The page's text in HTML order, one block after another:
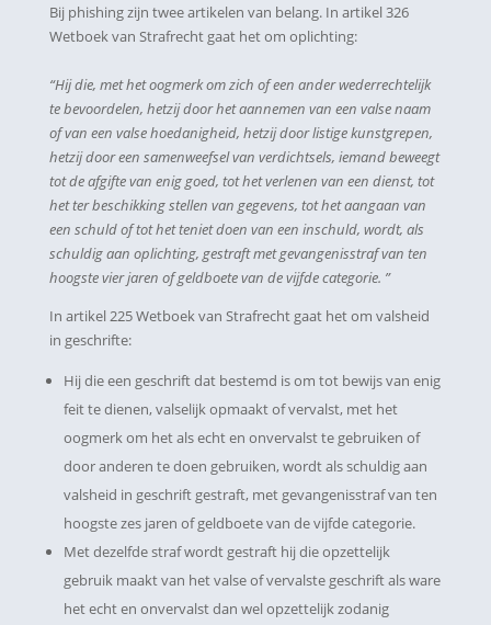
Bij phishing zijn twee artikelen van belang. In artikel 326
Wetboek van Strafrecht gaat het om oplichting:
“Hij die, met het oogmerk om zich of een ander wederrechtelijk
te bevoordelen, hetzij door het aannemen van een valse naam
of van een valse hoedanigheid, hetzij door listige kunstgrepen,
hetzij door een samenweefsel van verdichtsels, iemand beweegt
tot de afgifte van enig goed, tot het verlenen van een dienst, tot
het ter beschikking stellen van gegevens, tot het aangaan van
een schuld of tot het teniet doen van een inschuld, wordt, als
schuldig aan oplichting, gestraft met gevangenisstraf van ten
hoogste vier jaren of geldboete van de vijfde categorie. ”
In artikel 225 Wetboek van Strafrecht gaat het om valsheid
in geschrifte:
Hij die een geschrift dat bestemd is om tot bewijs van enig
feit te dienen, valselijk opmaakt of vervalst, met het
oogmerk om het als echt en onvervalst te gebruiken of
door anderen te doen gebruiken, wordt als schuldig aan
valsheid in geschrift gestraft, met gevangenisstraf van ten
hoogste zes jaren of geldboete van de vijfde categorie.
Met dezelfde straf wordt gestraft hij die opzettelijk
gebruik maakt van het valse of vervalste geschrift als ware
het echt en onvervalst dan wel opzettelijk zodanig